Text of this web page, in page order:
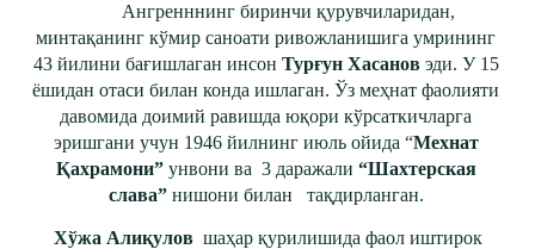
Ангренннинг биринчи қурувчиларидан,
минтақанинг кўмир саноати ривожланишига умрининг
43 йилини бағишлаган инсон Турғун Хасанов эди. У 15
ёшидан отаси билан конда ишлаган. Ўз меҳнат фаолияти
давомида доимий равишда юқори кўрсаткичларга
эришгани учун 1946 йилнинг июль ойида “Мехнат
Қахрамони”унвони ва 3 даражали “Шахтерская
слава”нишони билан тақдирланган.
Хўжа Алиқулов шаҳар қурилишида фаол иштирок